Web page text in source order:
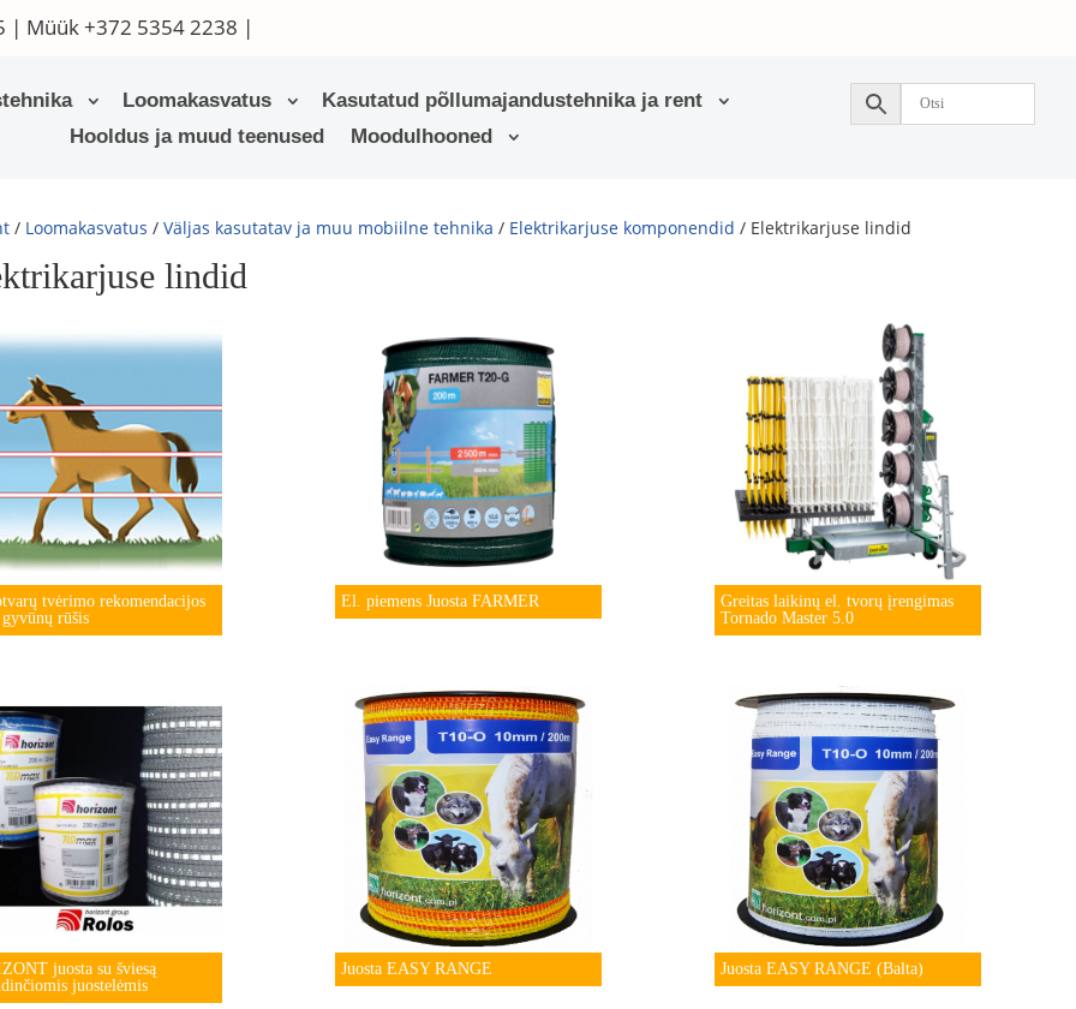
| Müük+372 5354 2238 |
Loomakasvatus
Kasutatud põllumajandustehnika ja rent
Hooldus ja muud teenused
Moodulhooned
/ Loomakasvatus /Väljas kasutatav ja muu mobiilne tehnika / Elektrikarjuse komponendid / Elektrikarjuse lindid
lindid
tvėrimo rekomendacijos
rūšis
El. piemens Juosta FARMER
Greitas laikinų el. tvorų įrengimas
Tornado Master 5.0
juosta su šviesą
juostelėmis
Juosta EASY RANGE Juosta EASY RANGE (Balta)